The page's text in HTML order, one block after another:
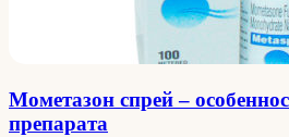
Мометазон спрей –
препарата